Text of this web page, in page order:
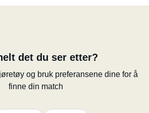
det du ser etter?
og bruk preferansene dine for å
finne din match